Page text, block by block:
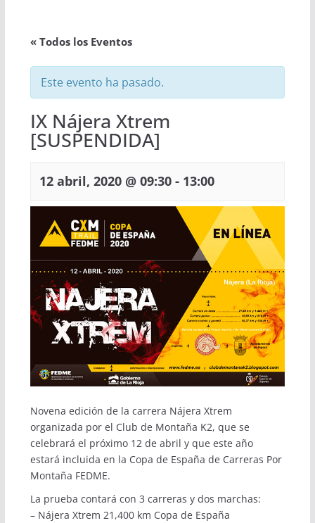
« Todos los Eventos
Este evento ha pasado.
IX Nájera Xtrem
[SUSPENDIDA]
12 abril, 2020 @ 09:30- 13:00
Novena edición de la carrera Nájera Xtrem
organizada por el Club de Montaña K2, que se
celebrará el próximo 12 de abril y que este año
estará incluida en la Copa de España de Carreras Por
Montaña FEDME.
La prueba contará con 3 carreras y dos marchas:
– Nájera Xtrem 21,400 km Copa de España